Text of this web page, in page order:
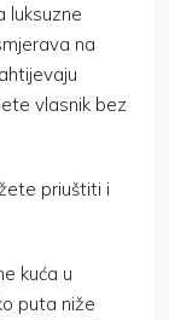
luksuzne
na
vlasnik bez
priuštiti i
kuća u
puta niže